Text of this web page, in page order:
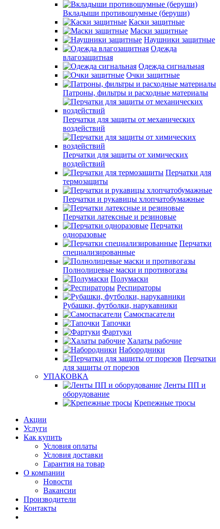
Вкладыши противошумные (беруши)
Каски защитные
Маски защитные
Наушники защитные
Одежда
влагозащитная
Одежда сигнальная
Очки защитные
Патроны, фильтры и расходные материалы
Перчатки для защиты от механических
воздействий
Перчатки для защиты от химических
воздействий
Перчатки для
термозащиты
Перчатки и рукавицы хлопчатобумажные
Перчатки латексные и резиновые
Перчатки
одноразовые
Перчатки
специализированные
Полнолицевые маски и противогазы
Полумаски
Респираторы
Рубашки, футболки, нарукавники
Самоспасатели
Тапочки
Фартуки
Халаты рабочие
Набородники
Перчатки
для защиты от порезов
УПАКОВКА
Ленты ПП и
оборудование
Крепежные тросы
Акции
Услуги
Как купить
Условия оплаты
Условия доставки
Гарантия на товар
О компании
Новости
Вакансии
Производители
Контакты